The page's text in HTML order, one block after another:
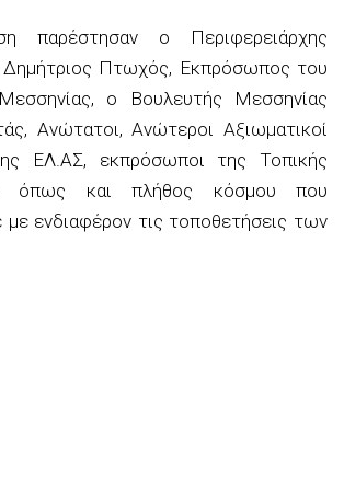
παρέστησαν ο Περιφερειάρχης
Πτωχός, Εκπρόσωπος του
ο Βουλευτής Μεσσηνίας
Ανώτατοι, Ανώτεροι Αξιωματικοί
ΕΛ.ΑΣ, εκπρόσωποι της Τοπικής
όπως και πλήθος κόσμου που
ενδιαφέρον τις τοποθετήσεις των